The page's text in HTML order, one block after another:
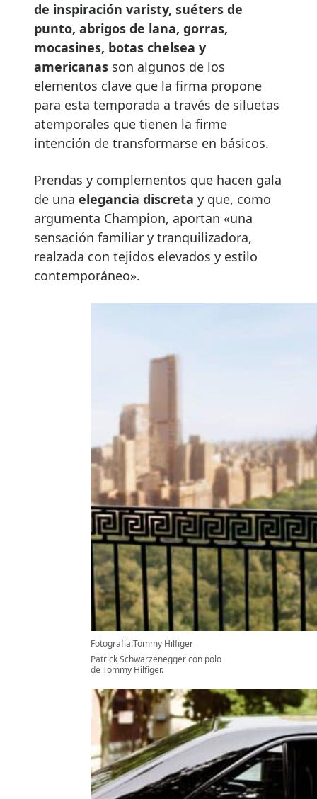
de inspiración varisty, suéters de
punto, abrigos de lana, gorras,
mocasines, botas chelsea y
americanas son algunos de los
elementos clave que la firma propone
para esta temporada a través de siluetas
atemporales que tienen la firme
intención de transformarse en básicos.
Prendas y complementos que hacen gala
de una elegancia discreta y que, como
argumenta Champion, aportan «una
sensación familiar y tranquilizadora,
realzada con tejidos elevados y estilo
contemporáneo».
Fotografía:Tommy Hilfiger
Patrick Schwarzenegger con polo
de Tommy Hilfiger.